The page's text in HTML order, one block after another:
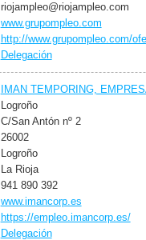
riojampleo@riojampleo.com
www.grupompleo.com
http://www.grupompleo.com/
Delegación
IMAN TEMPORING,
Logroño
C/San Antón nº 2
26002
Logroño
La Rioja
941 890 392
www.imancorp.es
https://empleo.imancorp.es/
Delegación